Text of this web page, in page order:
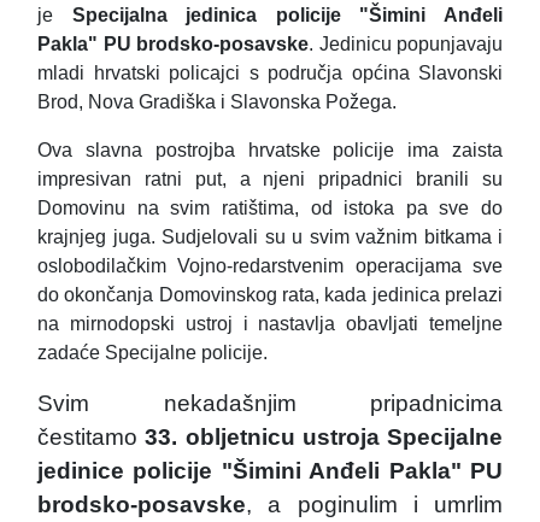
je Specijalna jedinica policije "Šimini Anđeli
Pakla" PU brodsko-posavske. Jedinicu popunjavaju
mladi hrvatski policajci s područja općina Slavonski
Brod, Nova Gradiška i Slavonska Požega.
Ova slavna postrojba hrvatske policije ima zaista
impresivan ratni put, a njeni pripadnici branili su
Domovinu na svim ratištima, od istoka pa sve do
krajnjeg juga. Sudjelovali su u svim važnim bitkama i
oslobodilačkim Vojno-redarstvenim operacijama sve
do okončanja Domovinskog rata, kada jedinica prelazi
na mirnodopski ustroj i nastavlja obavljati temeljne
zadaće Specijalne policije.
Svim nekadašnjim pripadnicima
čestitamo33. obljetnicu ustroja Specijalne
jedinice policije "Šimini Anđeli Pakla" PU
brodsko-posavske, a poginulim i umrlim